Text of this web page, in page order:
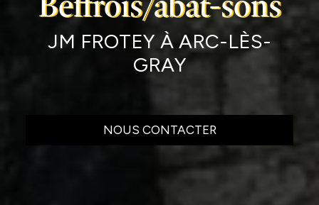
JM FROTEY À ARC-LÈS-
GRAY
NOUS CONTACTER